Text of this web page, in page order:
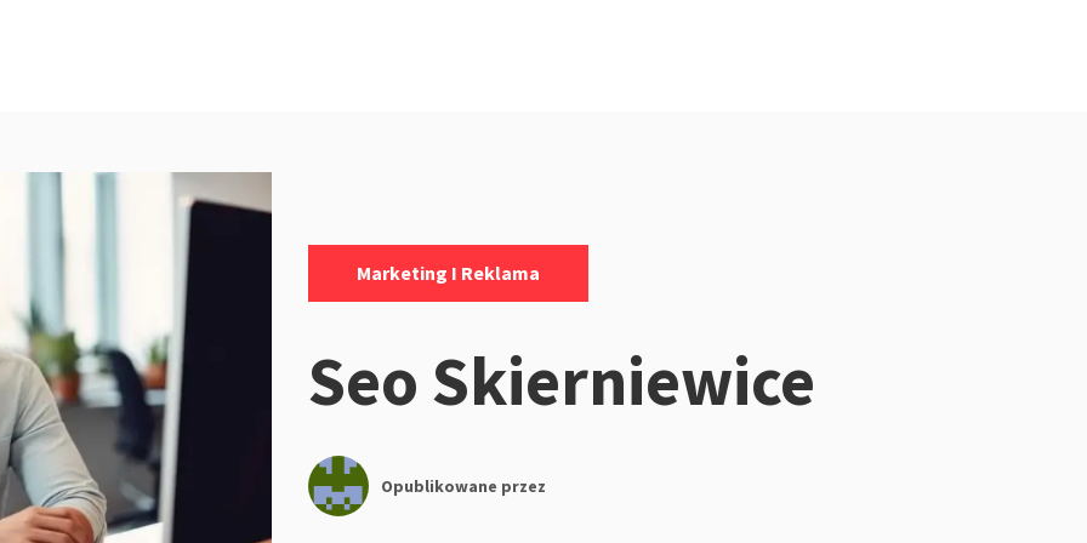
Marketing I Reklama
Seo Skierniewice
Opublikowane przez